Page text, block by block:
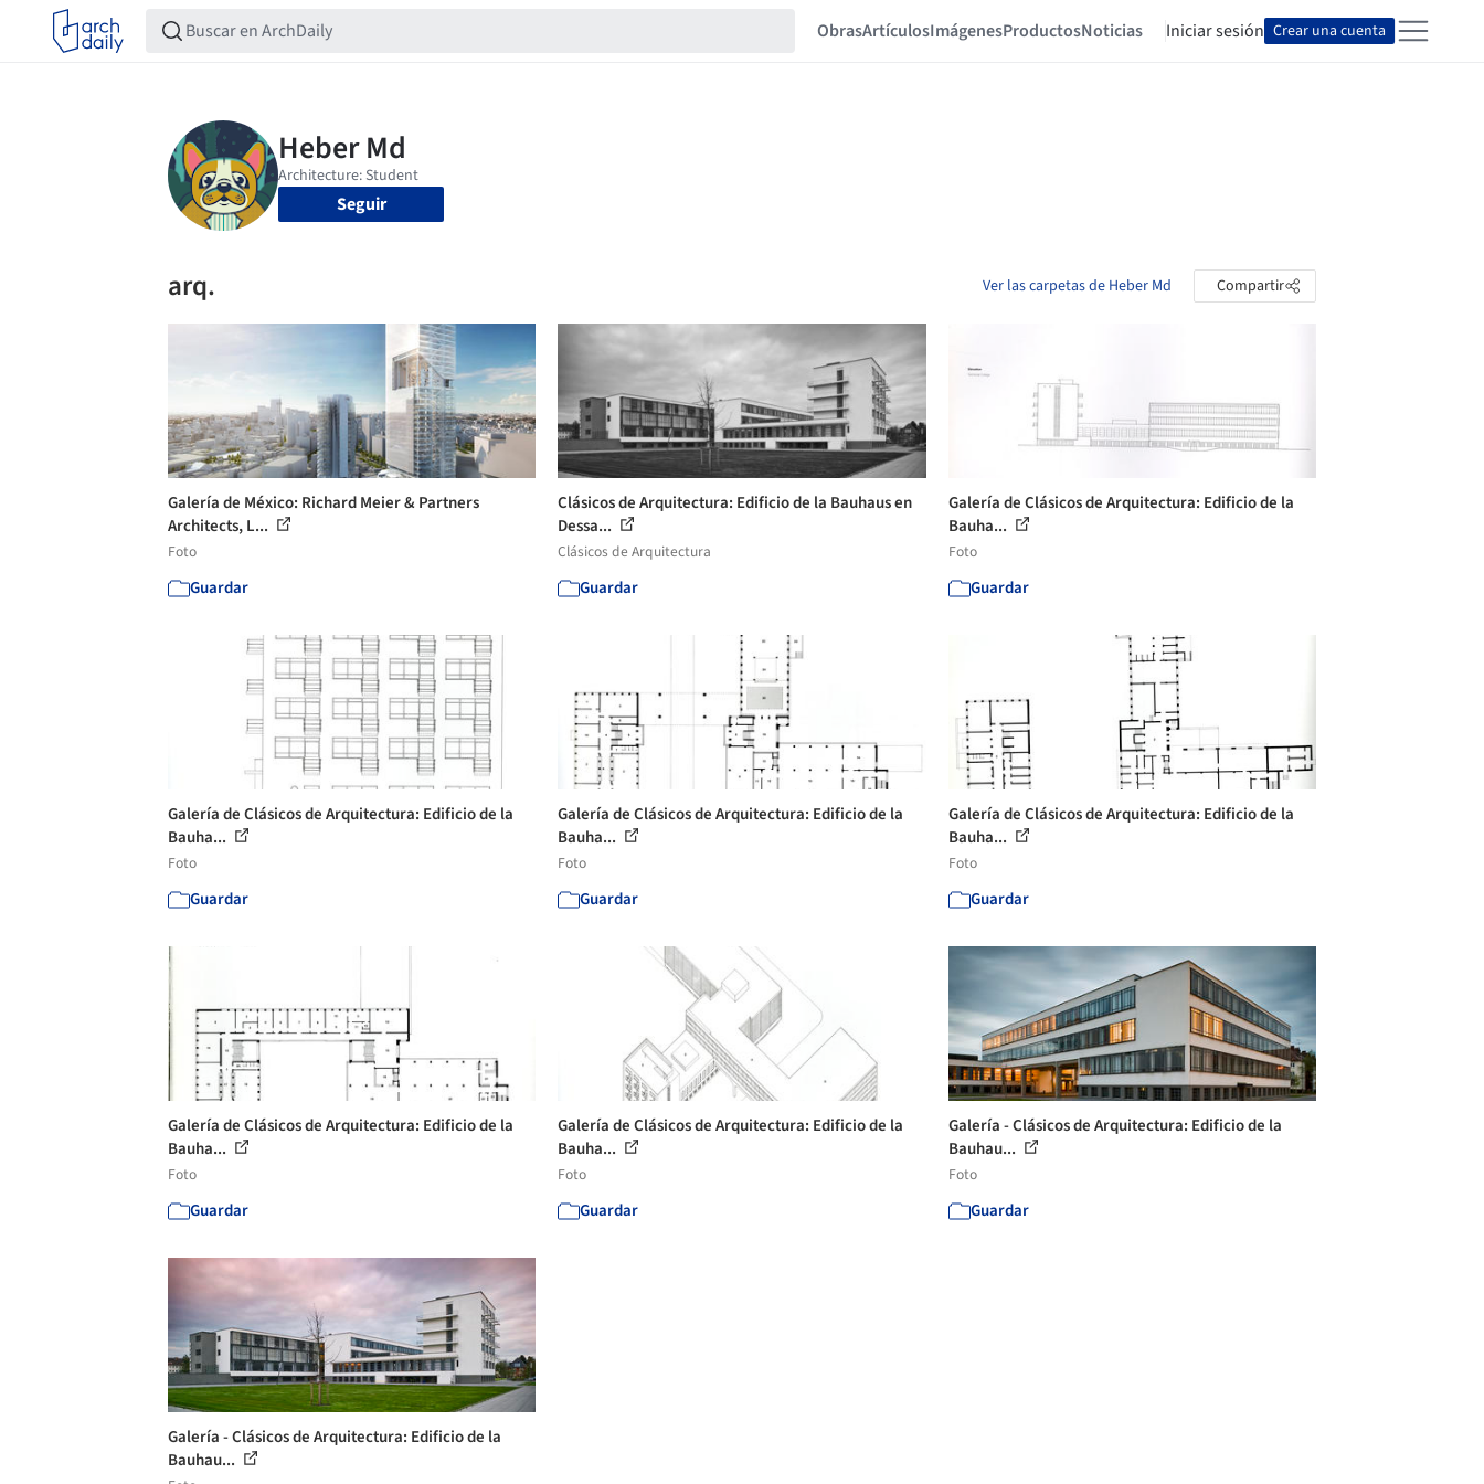
ObrasArtículosImágenesProductosNoticias Iniciar sesión Crear una cuenta
Seguir
arq. Ver las carpetas de Heber Md Compartir
Galería de México: Richard Meier & Partners
Architects, L...
Foto
Guardar
Clásicos de Arquitectura: Edificio de la Bauhaus en
Dessa...
Clásicos de Arquitectura
Guardar
Galería de Clásicos de Arquitectura: Edificio de la
Bauha...
Foto
Guardar
Galería de Clásicos de Arquitectura: Edificio de la
Bauha...
Foto
Guardar
Galería de Clásicos de Arquitectura: Edificio de la
Bauha...
Foto
Guardar
Galería de Clásicos de Arquitectura: Edificio de la
Bauha...
Foto
Guardar
Galería de Clásicos de Arquitectura: Edificio de la
Bauha...
Foto
Guardar
Galería de Clásicos de Arquitectura: Edificio de la
Bauha...
Foto
Guardar
Galería - Clásicos de Arquitectura: Edificio de la
Bauhau...
Foto
Guardar
Galería - Clásicos de Arquitectura: Edificio de la
Bauhau...